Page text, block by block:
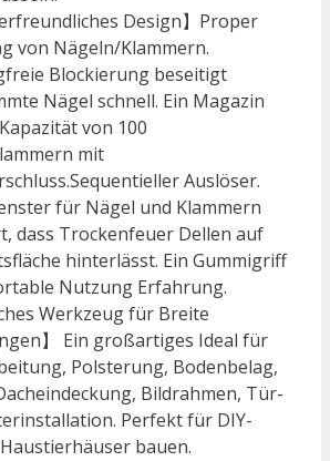
Design】Proper
von Nägeln/Klammern.
Blockierung beseitigt
Nägel schnell. Ein Magazin
von 100
mit
Auslöser.
für Nägel und Klammern
dass Trockenfeuer Dellen auf
hinterlässt. Ein Gummigriff
Nutzung Erfahrung.
Werkzeug für Breite
】 Ein großartiges Ideal für
Polsterung, Bodenbelag,
Bildrahmen, Tür-
Perfekt für DIY-
bauen.